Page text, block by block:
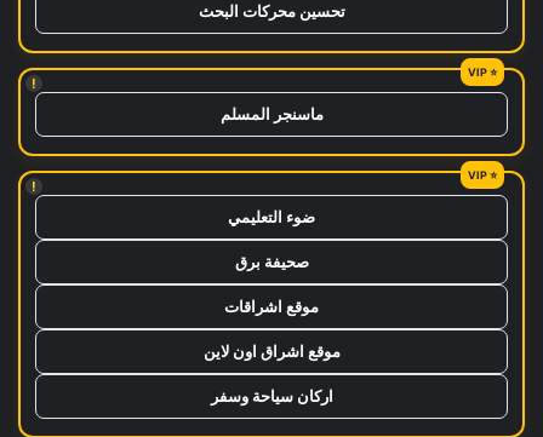
تحسين محركات البحث
!
ماسنجر المسلم
!
ضوء التعليمي
صحيفة برق
موقع اشراقات
موقع اشراق اون لاين
اركان سياحة وسفر